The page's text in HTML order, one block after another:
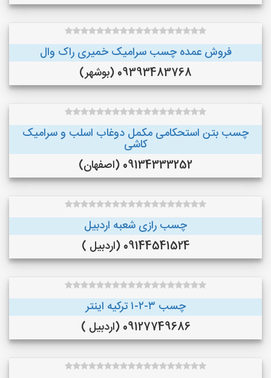
فروش عمده چسب سرامیک خمیری راک وال
09393483768 (بوشهر)
چسب بتن استحکامی مکمل دوغاب اسلب و سرامیک
کاشی
09134333252 (اصفهان)
چسب رازی شعبه اردبیل
09144541524 (اردبیل )
چسب ۳-۲-۱ ترکیه اینتر
09127749686 (اردبیل )